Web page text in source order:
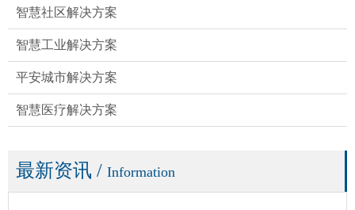
智慧社区解决方案
智慧工业解决方案
平安城市解决方案
智慧医疗解决方案
最新资讯 / Information